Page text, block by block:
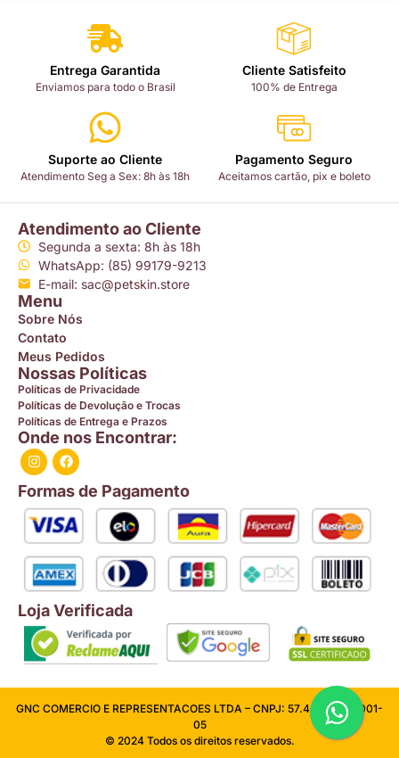
Entrega Garantida
Enviamos para todo o Brasil
Cliente Satisfeito
100% de Entrega
Suporte ao Cliente
Atendimento Seg a Sex: 8h às 18h
Pagamento Seguro
Aceitamos cartão, pix e boleto
Atendimento ao Cliente
Segunda a sexta: 8h às 18h
WhatsApp: (85) 99179-9213
E-mail: sac@petskin.store
Menu
Sobre Nós
Contato
Meus Pedidos
Nossas Políticas
Políticas de Privacidade
Políticas de Devolução e Trocas
Políticas de Entrega e Prazos
Onde nos Encontrar:
Formas de Pagamento
Loja Verificada
GNC COMERCIO E REPRESENTACOES LTDA – CNPJ: 57.409.026/0001-
05
© 2024 Todos os direitos reservados.